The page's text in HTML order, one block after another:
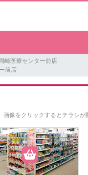
崎医療センター前店
前店
画像をクリックするとチラシが